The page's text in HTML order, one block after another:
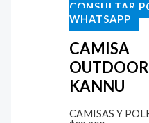
CONSULTAR
WHATSAPP
CAMISA
OUTDOOR
KANNU
CAMISAS Y